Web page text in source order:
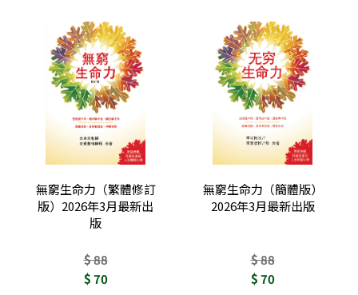
無窮生命力（繁體修訂
版）2026年3月最新出
版
$ 88
$ 70
無窮生命力（簡體版）
2026年3月最新出版
$ 88
$ 70